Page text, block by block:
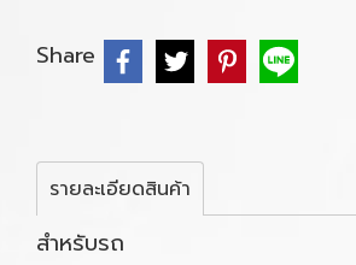
Share
รายละเอียดสินค้า
สำหรับรถ